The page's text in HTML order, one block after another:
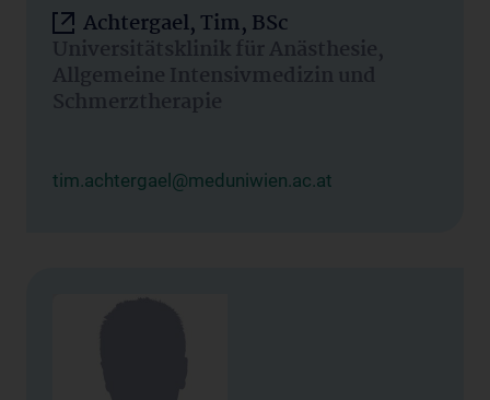
Achtergael, Tim, BSc
Universitätsklinik für Anästhesie,
Allgemeine Intensivmedizin und
Schmerztherapie
tim.achtergael@meduniwien.ac.at